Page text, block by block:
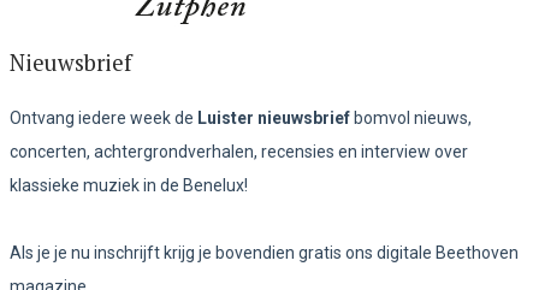
Nieuwsbrief
Ontvang iedere week de Luister nieuwsbrief bomvol nieuws,
concerten, achtergrondverhalen, recensies en interview over
klassieke muziek in de Benelux!
Als je je nu inschrijft krijg je bovendien gratis ons digitale Beethoven